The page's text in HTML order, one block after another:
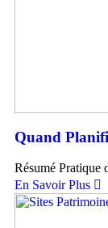
Quand
Résumé Pratique
En Savoir Plus